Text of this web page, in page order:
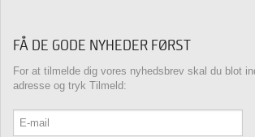
FÅ DE GODE NYHEDER FØRST
For at tilmelde dig vores nyhedsbrev skal du blot
adresse og tryk Tilmeld: